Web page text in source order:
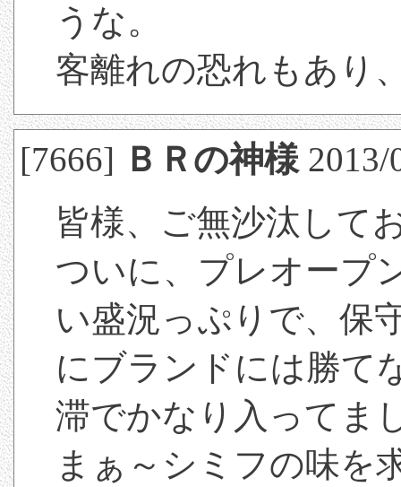
うな。
客離れの恐れもあり
[7666] ＢＲの神様 2013/
皆様、ご無沙汰して
ついに、プレオープ
い盛況っぷりで、保
にブランドには勝て
滞でかなり入ってま
まぁ～シミフの味を